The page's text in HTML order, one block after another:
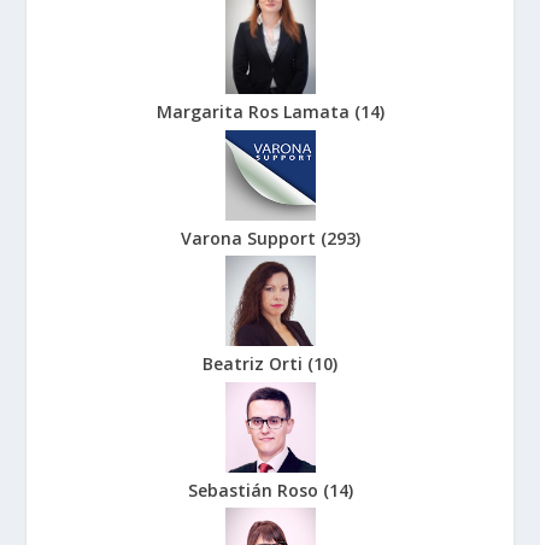
Margarita Ros Lamata (14)
Varona Support (293)
Beatriz Orti (10)
Sebastián Roso (14)